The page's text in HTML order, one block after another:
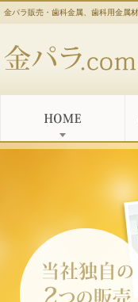
金パラ販売・歯科金属、歯科用金属